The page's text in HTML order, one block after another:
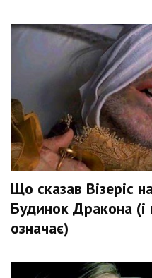
Що сказав Візеріс
Будинок Дракона (і
означає)